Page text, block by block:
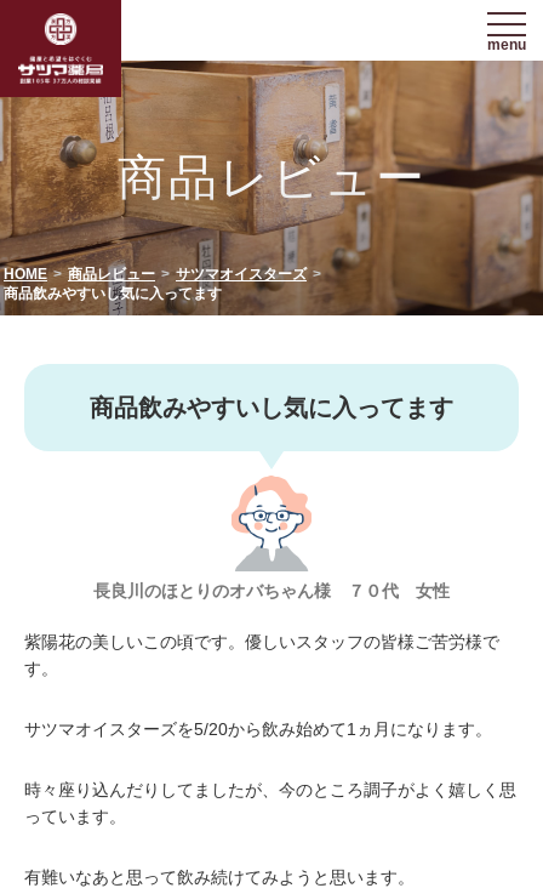
menu
商品レビュー
HOME 商品レビュー
サツマオイスターズ
商品飲みやすいし気に入ってます
商品飲みやすいし気に入ってます
長良川のほとりのオバちゃん様 ７０代 女性
紫陽花の美しいこの頃です。優しいスタッフの皆様ご苦労様で
す。
サツマオイスターズを5/20から飲み始めて1ヵ月になります。
時々座り込んだりしてましたが、今のところ調子がよく嬉しく思
っています。
有難いなあと思って飲み続けてみようと思います。